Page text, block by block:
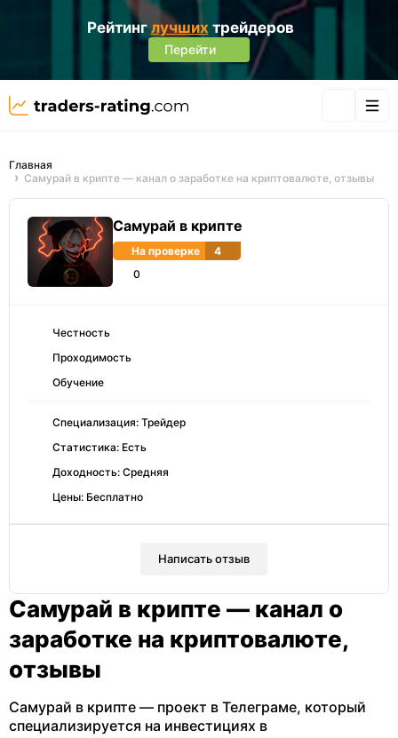
Рейтинглучших трейдеров
Перейти
Главная
Самурай в крипте — канал о заработке на криптовалюте, отзывы
Самурай в крипте
На проверке
4
0
Честность
Проходимость
Обучение
Специализация: Трейдер
Статистика: Есть
Доходность: Средняя
Цены: Бесплатно
Написать отзыв
Самурай в крипте — канал о
заработке на криптовалюте,
отзывы
Самурай в крипте — проект в Телеграме, который
специализируется на инвестициях в